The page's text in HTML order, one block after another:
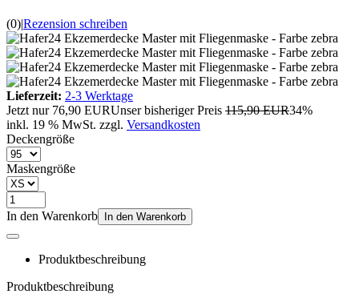
(0)|Rezension schreiben
Lieferzeit: 2-3 Werktage
Jetzt nur 76,90 EURUnser bisheriger Preis 115,90 EUR34%
inkl. 19 % MwSt. zzgl. Versandkosten
Deckengröße
Maskengröße
In den Warenkorb In den Warenkorb
Produktbeschreibung
Produktbeschreibung